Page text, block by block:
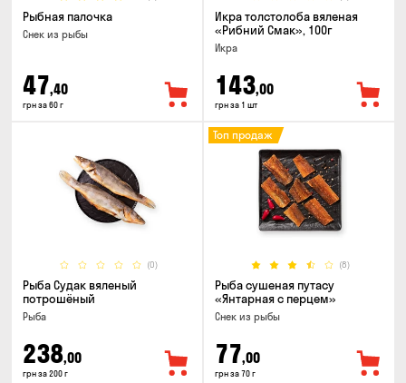
Рыбная палочка
Снек из рыбы
47,40
грн за 60 г
Икра толстолоба вяленая
«Рибний Смак», 100г
Икра
143,00
грн за 1 шт
(0)
Рыба Судак вяленый
потрошёный
Рыба
238,00
грн за 200 г
(8)
Топ продаж
Рыба сушеная путасу
«Янтарная с перцем»
Снек из рыбы
77,00
грн за 70 г